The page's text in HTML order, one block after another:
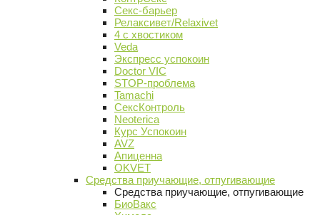
Секс-барьер
Релаксивет/Relaxivet
4 с хвостиком
Veda
Экспресс успокоин
Doctor VIC
STOP-проблема
Tamachi
СексКонтроль
Neoterica
Курс Успокоин
AVZ
Апиценна
OKVET
Средства приучающие, отпугивающие
Средства приучающие, отпугивающие
БиоВакс